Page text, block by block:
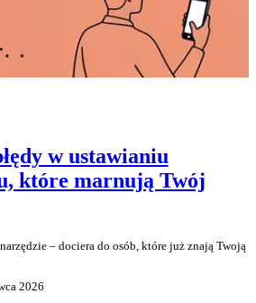
w ustawianiu
które marnują Twój
– dociera do osób, które już znają Twoją
2026